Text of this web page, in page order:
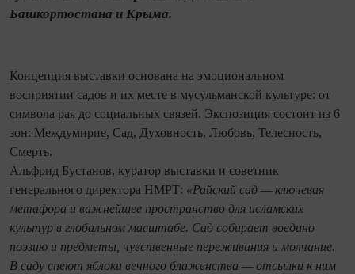
Башкортостана и Крыма.
Концепция выставки основана на эмоциональном
восприятии садов и их месте в мусульманской культуре: от
символа рая до социальных связей. Экспозиция состоит из 6
зон: Междумирие, Сад, Духовность, Любовь, Телесность,
Смерть.
Альфрид Бустанов, куратор выставки и советник
генерального директора НМРТ: «Райский сад — ключевая
метафора и важнейшее пространство для исламских
культур в глобальном масштабе. Сад собирает воедино
поэзию и предметы, чувственные переживания и молчание.
В саду спеют яблоки вечного блаженства — отсылки к ним